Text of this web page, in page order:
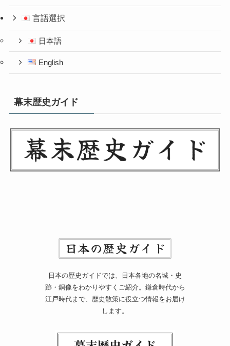
言語選択
日本語
English
幕末歴史ガイド
日本の歴史ガイドでは、日本各地の名城・史
跡・銅像をわかりやすくご紹介。鎌倉時代から
江戸時代まで、歴史散策に役立つ情報をお届け
します。